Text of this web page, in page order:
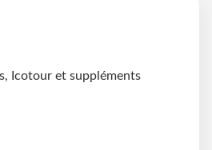
Icotour et suppléments